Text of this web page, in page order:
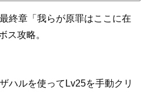
終章「我らが原罪はここに在
ス攻略。
ハルを使ってLv25を手動クリ